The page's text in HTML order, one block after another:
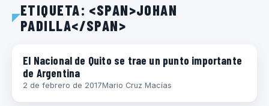
ETIQUETA: <SPAN>JOHAN
PADILLA</SPAN>
COPA LIBERTADORES
El Nacional de Quito se trae un punto importante
de Argentina
2 de febrero de 2017Mario Cruz Macías